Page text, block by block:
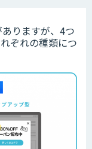
りますが、4つ
ぞれの種類につ